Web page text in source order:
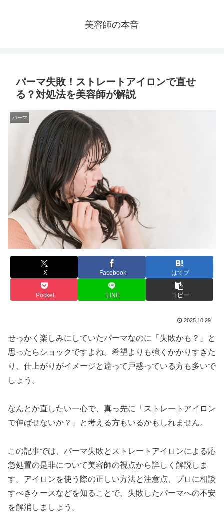
美容師の本音
パーマ失敗！ストレートアイロンで直せ
る？対処法を美容師が解説
パーマ
X Facebook はてブ
Pocket LINE コピー
2025.10.29
せっかく楽しみにしていたパーマなのに「失敗かも？」と
思ったらショックですよね。希望よりも強くかかりすぎた
り、仕上がりがイメージと違って戸惑っている方も多いで
しょう。
なんとか直したい一心で、真っ先に「ストレートアイロン
で伸ばせないか？」と考える方もいるかもしれません。
この記事では、パーマ失敗とストレートアイロンによる応
急処置の是非について美容師の視点から詳しく解説しま
す。アイロンを使う際の正しい方法と注意点、プロに相談
すべきケースなどを知ることで、失敗したパーマへの不安
を解消しましょう。